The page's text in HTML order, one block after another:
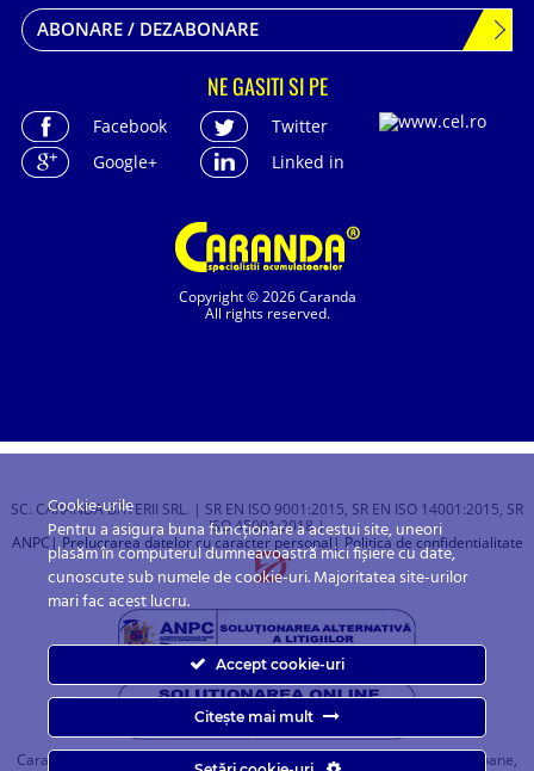
Copyright © 2026 Caranda
All rights reserved.
ABONARE / DEZABONARE
NE GASITI SI PE
Facebook
Twitter
Google+
Linked in
SC. CARANDA BATERII SRL. | SR EN ISO 9001:2015, SR EN ISO 14001:2015, SR
ISO 45001:2018 |
ANPC | Prelucrarea datelor cu caracter personal| Politica de confidentialitate
Caranda.ro este un magazin online cu baterii pentru automobile, camioane,
Cookie-urile
Pentru a asigura buna funcționare a acestui site, uneori
plasăm în computerul dumneavoastră mici fișiere cu date,
cunoscute sub numele de cookie-uri. Majoritatea site-urilor
mari fac acest lucru.
Accept cookie-uri
Citește mai mult